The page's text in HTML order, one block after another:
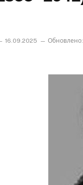
16.09.2025 Обновлено: